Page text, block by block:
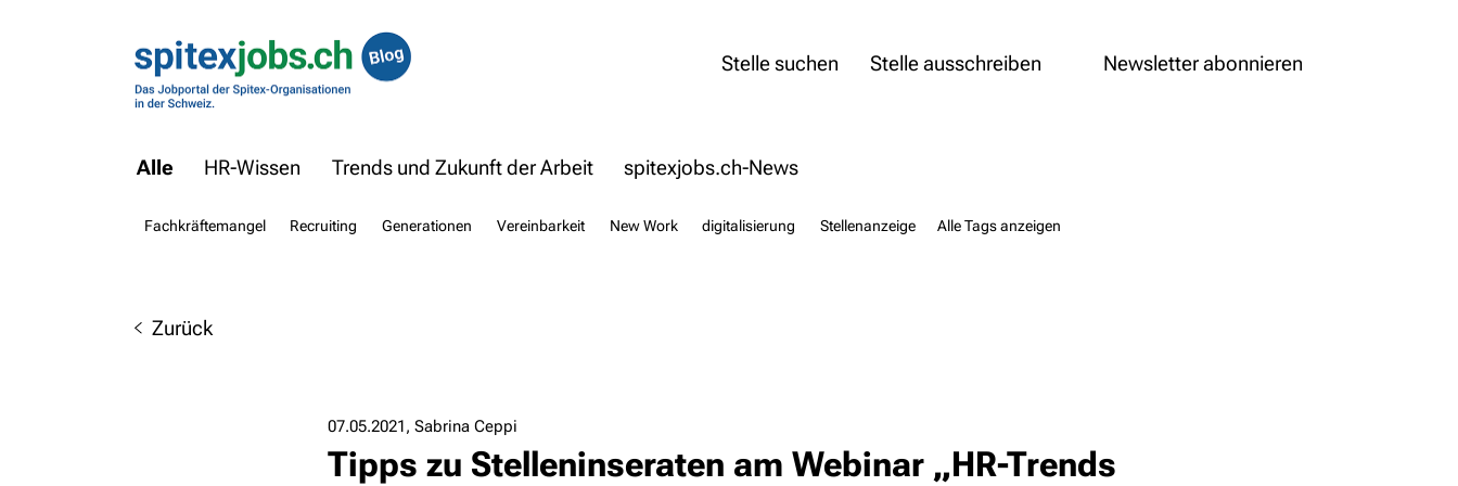
Stelle ausschreiben
Stelle suchen Newsletter abonnieren
Alle HR-Wissen Trends und Zukunft der Arbeit spitexjobs.ch-News
Fachkräftemangel Recruiting Generationen Vereinbarkeit New Work digitalisierung Stellenanzeige Alle Tags anzeigen
Zurück
07.05.2021 Sabrina Ceppi
Tipps zu Stelleninseraten am Webinar „HR-Trends